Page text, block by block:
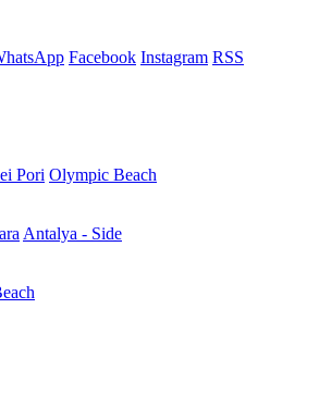
Facebook Instagram RSS
Pori Olympic Beach
Antalya - Side